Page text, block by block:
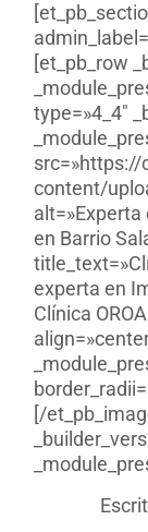
[et_pb_row
type=»4_4″
content/
alt=»Experta
en Barrio
experta en
Clínica
[/